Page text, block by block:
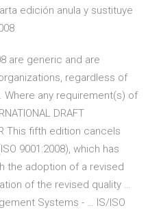
edición anula y sustituye
are generic and are
regardless of
any requirement(s) of
DRAFT
This fifth edition cancels
9001:2008), which has
the adoption of a revised
of the revised quality …
Systems - … IS/ISO